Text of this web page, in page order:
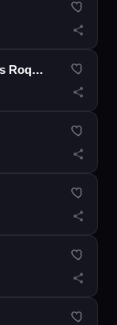
O Processo Feat. Lucas Roque e Gabriel